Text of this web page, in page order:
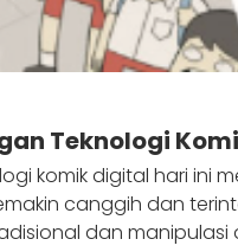
Teknologi
komik digital hari ini
canggih dan
dan